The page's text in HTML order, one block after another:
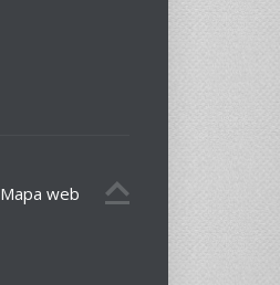
Mapa web